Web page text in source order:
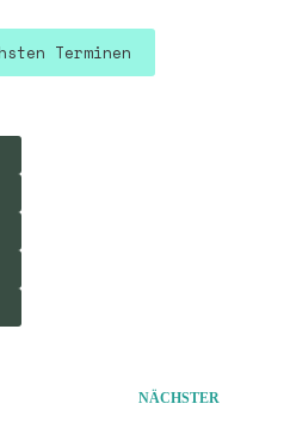
Terminen
NÄCHSTER